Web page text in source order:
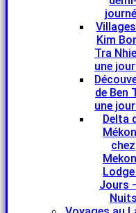
Kim
Tra
une
de Ben
une
Delta
chez
Lodge
Jours
Nuits